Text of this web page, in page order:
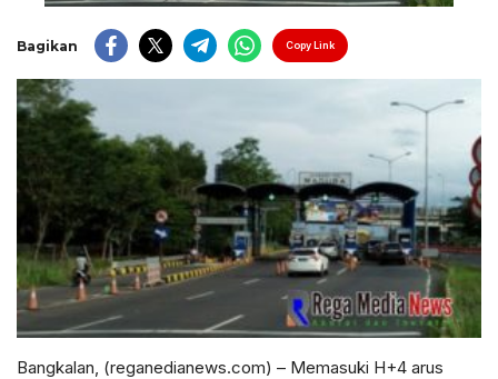
Bagikan Copy Link
Bangkalan, (reganedianews.com) – Memasuki H+4 arus